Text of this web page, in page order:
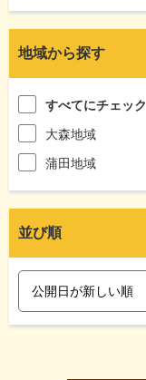
地域から探す
すべてにチェック
大森地域
蒲田地域
並び順